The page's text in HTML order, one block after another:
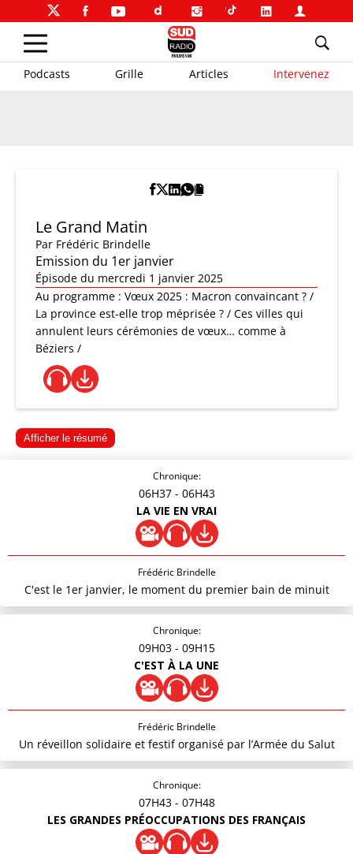
Podcasts Grille Articles Intervenez
Le Grand Matin
Par Frédéric Brindelle
Emission du 1er janvier
Épisode du mercredi 1 janvier 2025
Au programme : Vœux 2025 : Macron convaincant ? /
La province est-elle trop méprisée ? / Ces villes qui
annulent leurs cérémonies de vœux… comme à
Béziers /
Afficher le résumé
Chronique:
06H37 - 06H43
LA VIE EN VRAI
Frédéric Brindelle
C'est le 1er janvier, le moment du premier bain de minuit
Chronique:
09H03 - 09H15
C'EST À LA UNE
Frédéric Brindelle
Un réveillon solidaire et festif organisé par l’Armée du Salut
Chronique:
07H43 - 07H48
LES GRANDES PRÉOCCUPATIONS DES FRANÇAIS